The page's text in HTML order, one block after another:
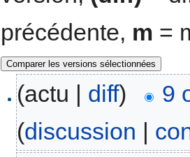
précédente, m =
(actu | diff)
9
(discussion |